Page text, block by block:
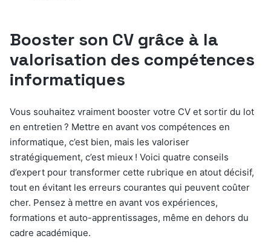
Booster son CV grâce à la
valorisation des compétences
informatiques
Vous souhaitez vraiment booster votre CV et sortir du lot
en entretien ? Mettre en avant vos compétences en
informatique, c’est bien, mais les valoriser
stratégiquement, c’est mieux ! Voici quatre conseils
d’expert pour transformer cette rubrique en atout décisif,
tout en évitant les erreurs courantes qui peuvent coûter
cher. Pensez à mettre en avant vos expériences,
formations et auto-apprentissages, même en dehors du
cadre académique.